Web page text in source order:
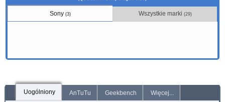
Sony(3) Wszystkie marki (29)
Uogólniony AnTuTu Geekbench Więcej...